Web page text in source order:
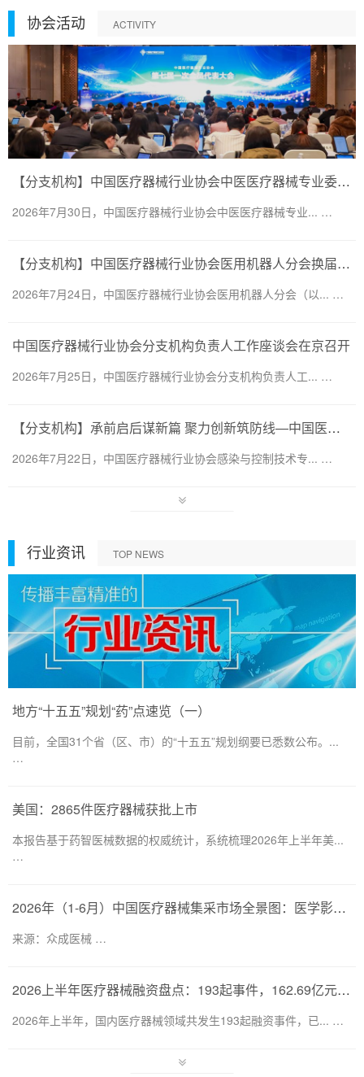
协会活动 ACTIVITY
【分支机构】中国医疗器械行业协会中医医疗器械专业委员会换届会议暨第二届一次委员大会圆满召开
2026年7月30日，中国医疗器械行业协会中医医疗器械专业... …
【分支机构】中国医疗器械行业协会医用机器人分会换届会议暨医用机器人创新大会顺利召开
2026年7月24日，中国医疗器械行业协会医用机器人分会（以... …
中国医疗器械行业协会分支机构负责人工作座谈会在京召开
2026年7月25日，中国医疗器械行业协会分支机构负责人工... …
【分支机构】承前启后谋新篇 聚力创新筑防线—中国医疗器械行业协会感染与控制技术专业委员会换届会暨第六届第一次会员代表大会圆满召开
2026年7月22日，中国医疗器械行业协会感染与控制技术专... …
行业资讯 TOP NEWS
地方“十五五”规划“药”点速览（一）
目前，全国31个省（区、市）的“十五五”规划纲要已悉数公布。...
…
美国：2865件医疗器械获批上市
本报告基于药智医械数据的权威统计，系统梳理2026年上半年美...
…
2026年（1-6月）中国医疗器械集采市场全景图：医学影像仍为集采主要目标，部分产品线增速显著
来源：众成医械 …
2026上半年医疗器械融资盘点：193起事件，162.69亿元流向何处？
2026年上半年，国内医疗器械领域共发生193起融资事件，已... …